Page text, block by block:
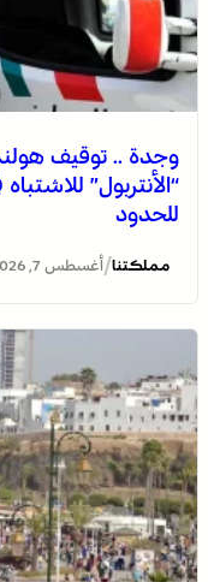
وجدة .. توقيف
“الأنتربول”
للحدود
مملكتنا/ أغسطس 7, 2026
التفاصيل الكاملة
لسان الهدهد !